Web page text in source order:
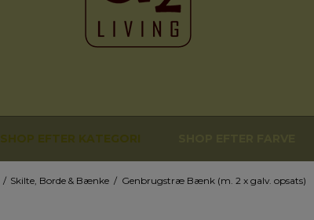
SHOP EFTER KATEGORI
/ Skilte, Borde & Bænke / Genbrugstræ Bænk (m. 2 x galv. opsats)